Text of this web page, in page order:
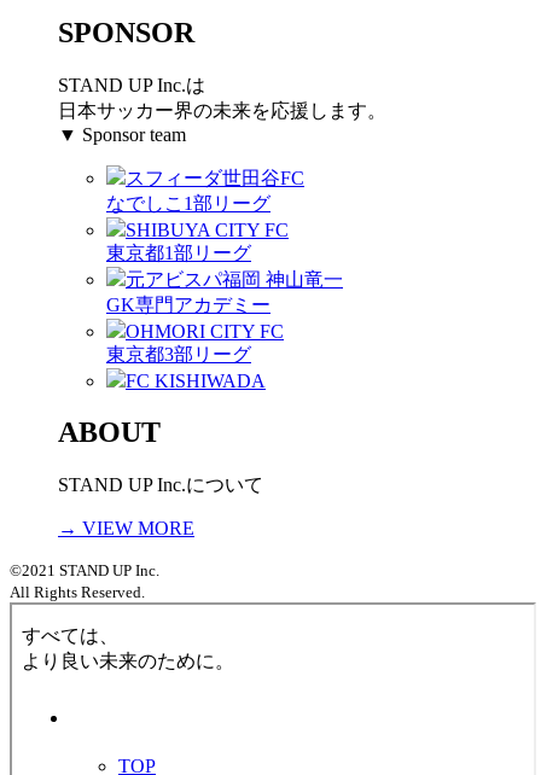
SPONSOR
STAND UP Inc.は
日本サッカー界の未来を応援します。
▼ Sponsor team
スフィーダ世田谷FC
なでしこ1部リーグ
SHIBUYA CITY FC
東京都1部リーグ
元アビスパ福岡 神山竜一
GK専門アカデミー
OHMORI CITY FC
東京都3部リーグ
FC KISHIWADA
ABOUT
STAND UP Inc.について
→ VIEW MORE
©2021 STAND UP Inc.
All Rights Reserved.